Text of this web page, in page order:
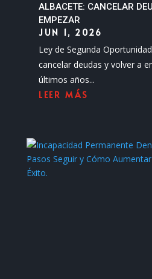
ALBACETE: CANCELAR
EMPEZAR
JUN 1, 2026
Ley de Segunda
cancelar deudas y volver a
últimos años...
LEER MÁS